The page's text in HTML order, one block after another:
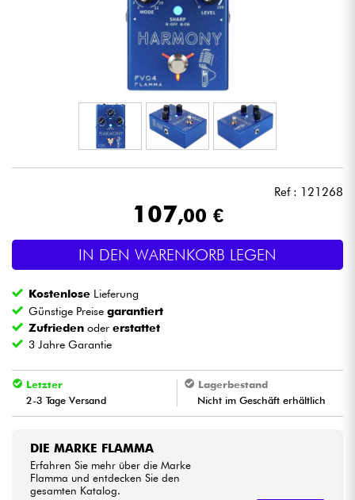
Licht
Blasinstrumente
Kinder
Kabel & Zubehöre
HiFi
Ref : 121268
107,00 €
IN DEN WARENKORB LEGEN
Kostenlose Lieferung
Günstige Preisegarantiert
Zufrieden odererstattet
3 Jahre Garantie
Letzter
2-3 Tage Versand
Lagerbestand
Nicht im Geschäft erhältlich
DIE MARKE FLAMMA
Erfahren Sie mehr über die Marke
Flamma und entdecken Sie den
gesamten Katalog.